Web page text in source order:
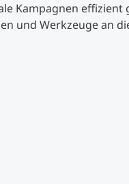
Kampagnen effizient
und Werkzeuge an